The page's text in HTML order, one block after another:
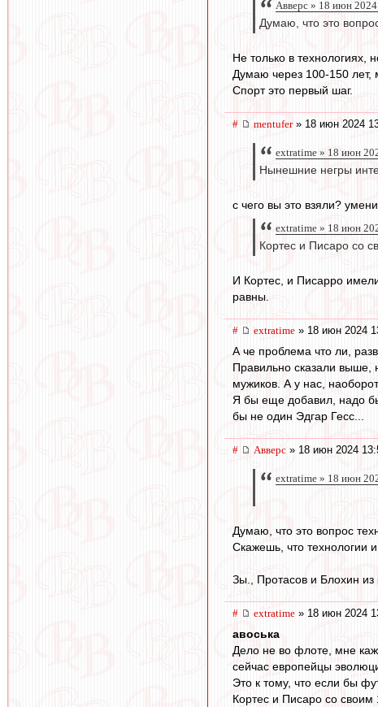
Авверс » 18 июн
Думаю, что это
Не только в технологиях,
Думаю через 100-150 лет,
Спорт это первый шаг.
# mentufer» 18 июн 2024
extratime » 18 июн
Нынешние негры
с чего вы это взяли?
extratime » 18 июн
Кортес и Писаро со
И Кортес, и Писарро
равны.
# extratime » 18 июн 2024
А че проблема что ли,
Правильно сказали выше,
мужиков. А у нас,
Я бы еще добавил, надо
бы не один Эдгар Гесс...
# Авверс » 18 июн 2024
extratime » 18 июн
Думаю, что это вопрос
Скажешь, что технологии
Зы., Протасов и Блохин из
# extratime » 18 июн 2024
авоська
Дело не во флоте, мне
сейчас европейцы
Это к тому, что если бы
Кортес и Писаро со своим